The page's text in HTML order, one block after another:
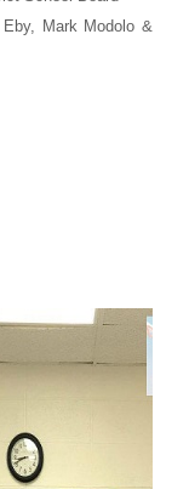
Mark Modolo &